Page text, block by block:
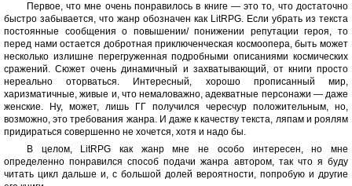
Первое, что мне очень понравилось в книге — это то, что достаточно
быстро забывается, что жанр обозначен как LitRPG. Если убрать из текста
постоянные сообщения о повышении/ понижении репутации героя, то
перед нами остается добротная приключенческая космоопера, быть может
несколько излишне перегруженная подробными описаниями космических
сражений. Сюжет очень динамичный и захватывающий, от книги просто
нереально оторваться. Интересный, хорошо прописанный мир,
харизматичные, живые и, что немаловажно, адекватные персонажи — даже
женские. Ну, может, лишь ГГ получился чересчур положительным, но,
возможно, это требования жанра. И даже к качеству текста, ляпам и роялям
придираться совершенно не хочется, хотя и надо бы.
В целом, LitRPG как жанр мне не особо интересен, но мне
определенно понравился способ подачи жанра автором, так что я буду
читать цикл дальше и, с большой долей вероятности, попробую и другие